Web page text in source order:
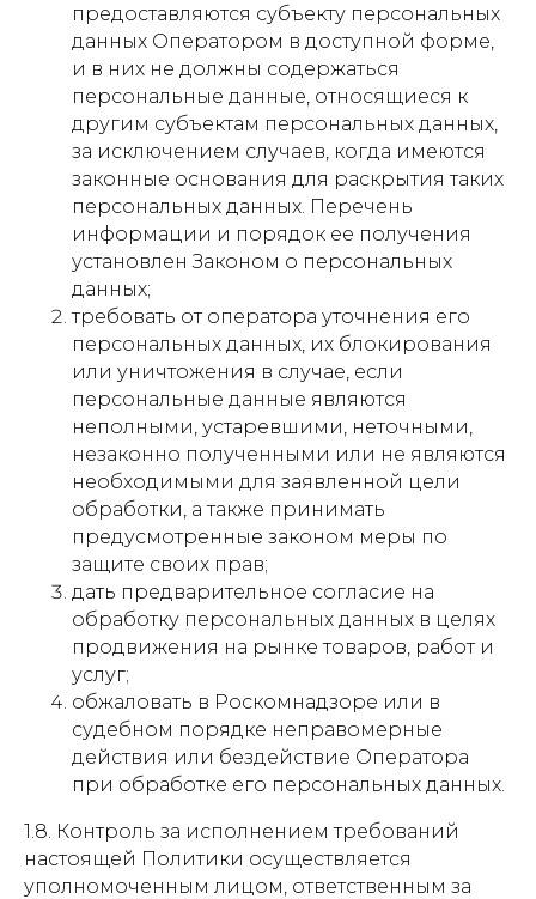
предоставляются субъекту персональных
данных Оператором в доступной форме,
и в них не должны содержаться
персональные данные, относящиеся к
другим субъектам персональных данных,
за исключением случаев, когда имеются
законные основания для раскрытия таких
персональных данных. Перечень
информации и порядок ее получения
установлен Законом о персональных
данных;
требовать от оператора уточнения его
персональных данных, их блокирования
или уничтожения в случае, если
персональные данные являются
неполными, устаревшими, неточными,
незаконно полученными или не являются
необходимыми для заявленной цели
обработки, а также принимать
предусмотренные законом меры по
защите своих прав;
дать предварительное согласие на
обработку персональных данных в целях
продвижения на рынке товаров, работ и
услуг;
обжаловать в Роскомнадзоре или в
судебном порядке неправомерные
действия или бездействие Оператора
при обработке его персональных данных.
1.8. Контроль за исполнением требований
настоящей Политики осуществляется
уполномоченным лицом, ответственным за